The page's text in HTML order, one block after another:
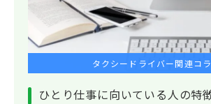
タクシードライバー関連コ
ひとり仕事に向いている人の特